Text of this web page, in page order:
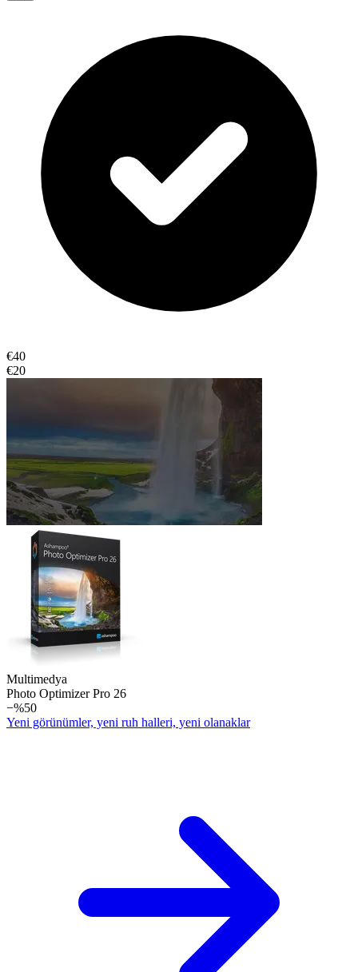
€40
€20
Multimedya
Photo Optimizer Pro 26
−%50
Yeni görünümler, yeni ruh halleri, yeni olanaklar